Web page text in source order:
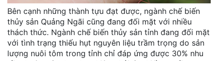
Bên cạnh những thành tựu đạt được, ngành chế biến
thủy sản Quảng Ngãi cũng đang đối mặt với nhiều
thách thức. Ngành chế biến thủy sản tỉnh đang đối mặt
với tình trạng thiếu hụt nguyên liệu trầm trọng do sản
lượng nuôi tôm trong tỉnh chỉ đáp ứng được 30% nhu